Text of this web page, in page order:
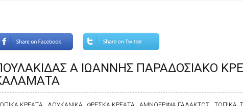
Α ΙΩΑΝΝΗΣ ΠΑΡΑΔΟΣΙΑΚΟ